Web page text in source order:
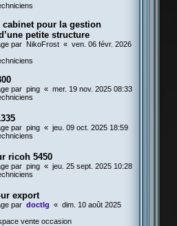
cabinet pour la gestion
petite structure
par NikoFrost « ven. 06 févr. 2026
par ping « mer. 19 nov. 2025 08:33
par ping « jeu. 09 oct. 2025 18:59
ricoh 5450
par ping « jeu. 25 sept. 2025 10:28
export
par doctlg « dim. 10 août 2025
vente occasion